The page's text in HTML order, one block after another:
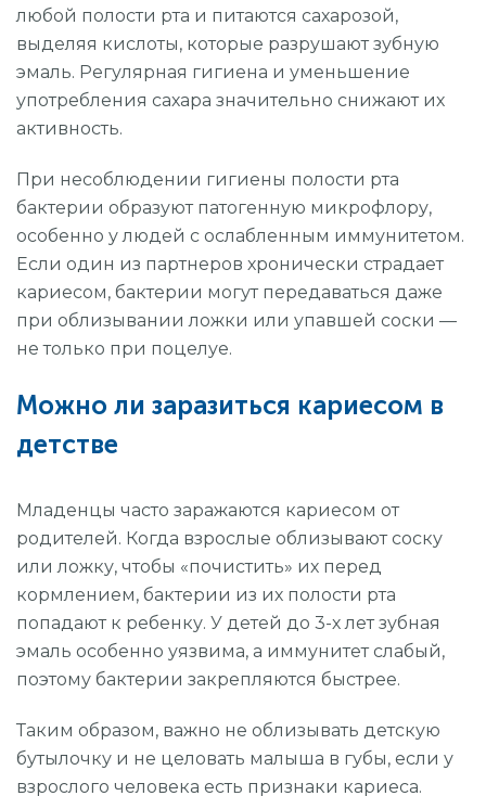
любой полости рта и питаются сахарозой,
выделяя кислоты, которые разрушают зубную
эмаль. Регулярная гигиена и уменьшение
употребления сахара значительно снижают их
активность.
При несоблюдении гигиены полости рта
бактерии образуют патогенную микрофлору,
особенно у людей с ослабленным иммунитетом.
Если один из партнеров хронически страдает
кариесом, бактерии могут передаваться даже
при облизывании ложки или упавшей соски —
не только при поцелуе.
Можно ли заразиться кариесом в
детстве
Младенцы часто заражаются кариесом от
родителей. Когда взрослые облизывают соску
или ложку, чтобы «почистить» их перед
кормлением, бактерии из их полости рта
попадают к ребенку. У детей до 3-х лет зубная
эмаль особенно уязвима, а иммунитет слабый,
поэтому бактерии закрепляются быстрее.
Таким образом, важно не облизывать детскую
бутылочку и не целовать малыша в губы, если у
взрослого человека есть признаки кариеса.